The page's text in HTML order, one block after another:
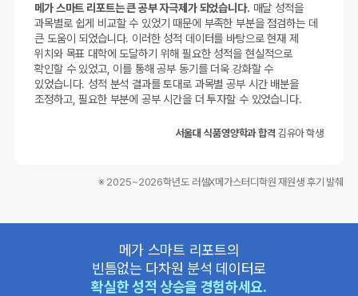
메가 스마트 리포트는 큰 공부 자극제가 되었습니다. 매달 성적을
과목별로 쉽게 비교할 수 있었기 때문에 부족한 부분을 점검하는 데
큰 도움이 되었습니다. 이러한 성적 데이터를 바탕으로 현재 제
위치와 목표 대학에 도달하기 위해 필요한 성적을 현실적으로
확인할 수 있었고, 이를 통해 공부 동기를 더욱 강화할 수
있었습니다. 성적 분석 결과를 토대로 과목별 공부 시간 배분을
조정하고, 필요한 부분에 공부 시간을 더 투자할 수 있었습니다.
서울대 식품영양학과 합격 김유아 학생
※ 2025~2026학년도 러셀X메가스터디학원 재원생 후기 발췌
메가 스마트 리포트의
빈틈없는 다차원 분석 데이터로
확실한 성적 상승을 경험하세요.